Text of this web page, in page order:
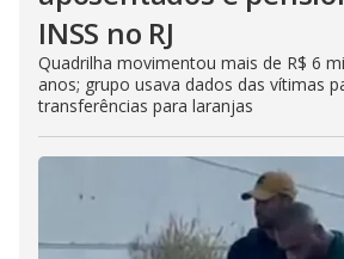
INSS no RJ
Quadrilha movimentou mais de R$ 6
anos; grupo usava dados das vítimas
transferências para laranjas